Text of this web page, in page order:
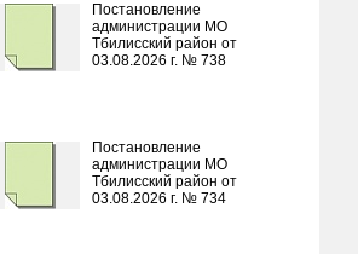
Постановление
администрации МО
Тбилисский район от
03.08.2026 г. № 738
Постановление
администрации МО
Тбилисский район от
03.08.2026 г. № 734